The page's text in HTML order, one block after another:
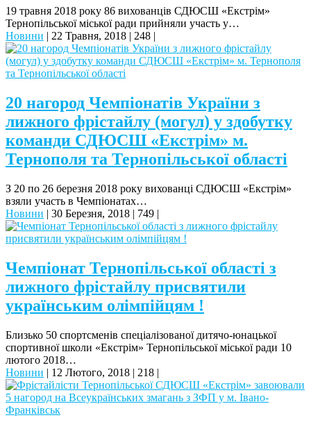
19 травня 2018 року 86 вихованців СДЮСШ «Екстрім»
Тернопільської міської ради прийняли участь у…
Новини | 22 Травня, 2018 | 248 |
20 нагород Чемпіонатів України з
лижного фрістайлу (могул) у здобутку
команди СДЮСШ «Екстрім» м.
Тернополя та Тернопільської області
З 20 по 26 березня 2018 року вихованці СДЮСШ «Екстрім»
взяли участь в Чемпіонатах…
Новини | 30 Березня, 2018 | 749 |
Чемпіонат Тернопільської області з
лижного фрістайлу присвятили
українським олімпійцям !
Близько 50 спортсменів спеціалізованої дитячо-юнацької
спортивної школи «Екстрім» Тернопільської міської ради 10
лютого 2018…
Новини | 12 Лютого, 2018 | 218 |